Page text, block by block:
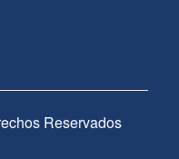
Reservados